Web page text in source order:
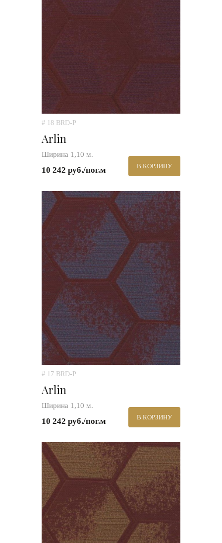
# 18 BRD-P
Arlin
Ширина 1,10 м.
10 242 руб./пог.м В КОРЗИНУ
# 17 BRD-P
Arlin
Ширина 1,10 м.
10 242 руб./пог.м В КОРЗИНУ